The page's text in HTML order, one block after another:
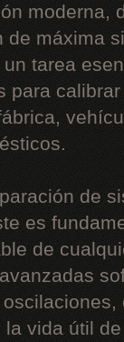
moderna,
máxima
tarea
para
de
es
de
vida útil